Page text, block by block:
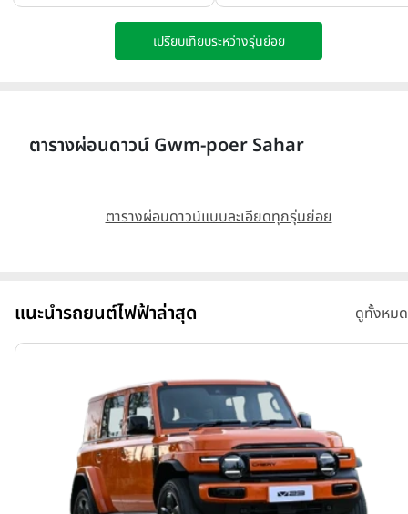
เปรียบเทียบระหว่างรุ่นย่อย
ตารางผ่อนดาวน์ Gwm-poer Sahar
ตารางผ่อนดาวน์แบบละเอียดทุกรุ่นย่อย
แนะนำรถยนต์ไฟฟ้าล่าสุด ดูทั้งหมด